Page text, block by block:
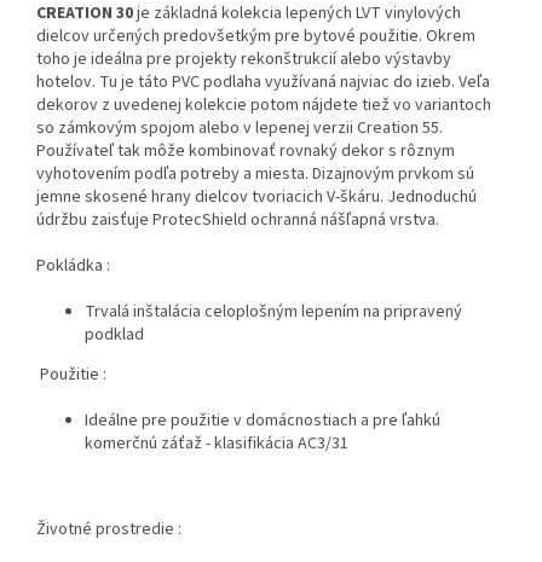
CREATION 30je základná kolekcia lepených LVT vinylových
dielcov určených predovšetkým pre bytové použitie. Okrem
toho je ideálna pre projekty rekonštrukcií alebo výstavby
hotelov. Tu je táto PVC podlaha využívaná najviac do izieb. Veľa
dekorov z uvedenej kolekcie potom nájdete tiež vo variantoch
so zámkovým spojom alebo v lepenej verzii Creation 55.
Používateľ tak môže kombinovať rovnaký dekor s rôznym
vyhotovením podľa potreby a miesta. Dizajnovým prvkom sú
jemne skosené hrany dielcov tvoriacich V-škáru. Jednoduchú
údržbu zaisťuje ProtecShield ochranná nášľapná vrstva.
Pokládka :
Trvalá inštalácia celoplošným lepením na pripravený
podklad
Použitie :
Ideálne pre použitie v domácnostiach a pre ľahkú
komerčnú záťaž - klasifikácia AC3/31
Životné prostredie :